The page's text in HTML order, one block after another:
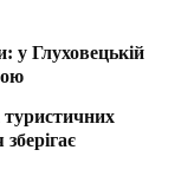
у Глуховецькій
туристичних